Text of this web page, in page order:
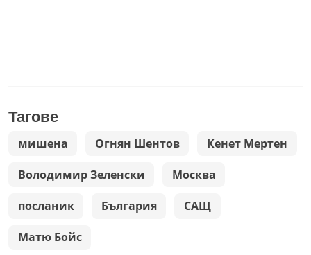
Тагове
мишена Огнян Шентов Кенет Мертен
Володимир Зеленски Москва
посланик България САЩ
Матю Бойс